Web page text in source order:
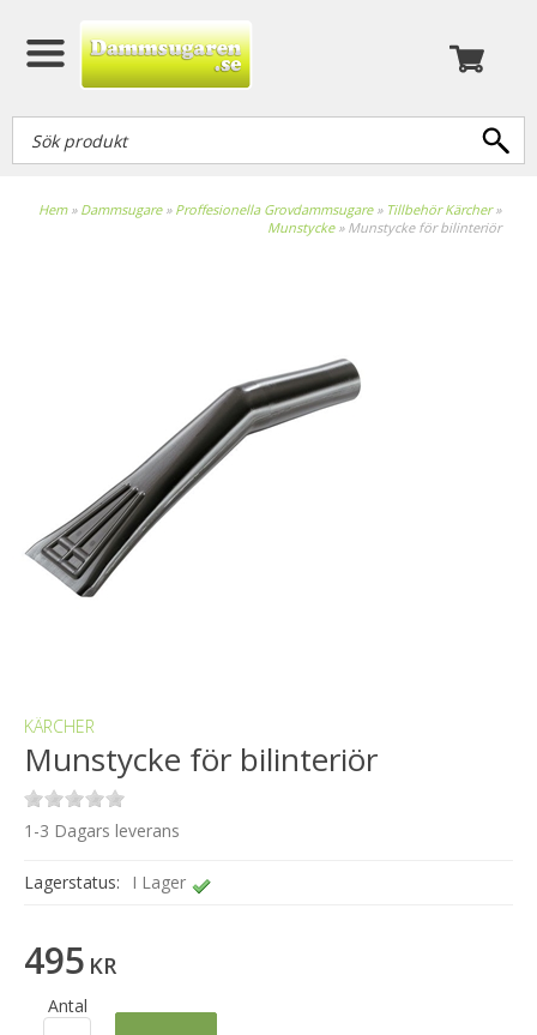
Hem» Dammsugare» Proffesionella Grovdammsugare» Tillbehör Kärcher»
Munstycke» Munstycke för bilinteriör
KÄRCHER
Munstycke för bilinteriör
1-3 Dagars leverans
Lagerstatus: I Lager
495 KR
Antal